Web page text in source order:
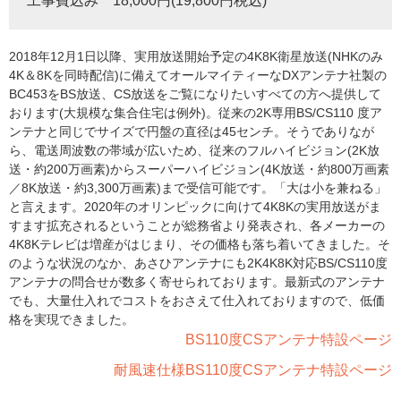
2018年12月1日以降、実用放送開始予定の4K8K衛星放送(NHKのみ
4K＆8Kを同時配信)に備えてオールマイティーなDXアンテナ社製の
BC453をBS放送、CS放送をご覧になりたいすべての方へ提供して
おります(大規模な集合住宅は例外)。従来の2K専用BS/CS110 度ア
ンテナと同じでサイズで円盤の直径は45センチ。そうでありなが
ら、電送周波数の帯域が広いため、従来のフルハイビジョン(2K放
送・約200万画素)からスーパーハイビジョン(4K放送・約800万画素
／8K放送・約3,300万画素)まで受信可能です。「大は小を兼ねる」
と言えます。2020年のオリンピックに向けて4K8Kの実用放送がま
すます拡充されるということが総務省より発表され、各メーカーの
4K8Kテレビは増産がはじまり、その価格も落ち着いてきました。そ
のような状況のなか、あさひアンテナにも2K4K8K対応BS/CS110度
アンテナの問合せが数多く寄せられております。最新式のアンテナ
でも、大量仕入れでコストをおさえて仕入れておりますので、低価
格を実現できました。
BS110度CSアンテナ特設ページ
耐風速仕様BS110度CSアンテナ特設ページ